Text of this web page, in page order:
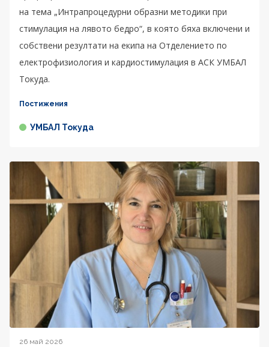
на тема „Интрапроцедурни образни методики при
стимулация на лявото бедро“, в която бяха включени и
собствени резултати на екипа на Отделението по
електрофизиология и кардиостимулация в АСК УМБАЛ
Токуда.
Постижения
УМБАЛ Токуда
26 май 2026